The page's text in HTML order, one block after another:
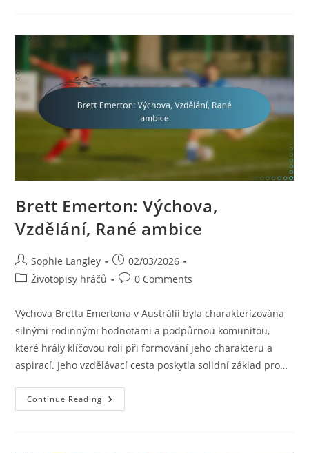
Osobní
Příběh
Brett Emerton: Výchova,
Vzdělání, Rané ambice
Post
author:
Sophie Langley
Post
published:
02/03/2026
PostŽivotopisy hráčů
Post0 Comments
Výchova Bretta Emertona v Austrálii byla charakterizována
silnými rodinnými hodnotami a podpůrnou komunitou,
které hrály klíčovou roli při formování jeho charakteru a
aspirací. Jeho vzdělávací cesta poskytla solidní základ pro…
Continue Reading Brett
Emerton: